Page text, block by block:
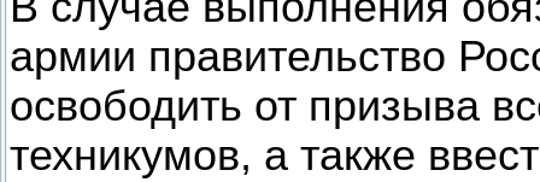
армии правительство
освободить от призыва
техникумов, а также